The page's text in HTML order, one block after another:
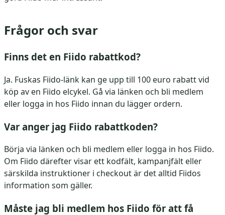
Frågor och svar
Finns det en Fiido rabattkod?
Ja. Fuskas Fiido-länk kan ge upp till 100 euro rabatt vid
köp av en Fiido elcykel. Gå via länken och bli medlem
eller logga in hos Fiido innan du lägger ordern.
Var anger jag Fiido rabattkoden?
Börja via länken och bli medlem eller logga in hos Fiido.
Om Fiido därefter visar ett kodfält, kampanjfält eller
särskilda instruktioner i checkout är det alltid Fiidos
information som gäller.
Måste jag bli medlem hos Fiido för att få